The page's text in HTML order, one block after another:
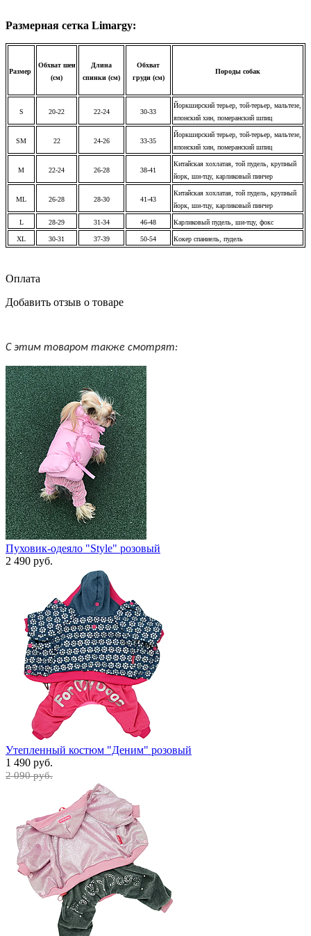
Размерная сетка Limargy:
Размер
Обхват шеи
(см)
Длина
спинки (см)
Обхват
груди (см)
Породы собак
S 20-22 22-24 30-33
Йоркширский терьер, той-терьер, мальтезе,
японский хин, померанский шпиц
SM 22 24-26 33-35
Йоркширский терьер, той-терьер, мальтезе,
японский хин, померанский шпиц
M 22-24 26-28 38-41
Китайская хохлатая, той пудель, крупный
йорк, ши-тцу, карликовый пинчер
ML 26-28 28-30 41-43
Китайская хохлатая, той пудель, крупный
йорк, ши-тцу, карликовый пинчер
L 28-29 31-34 46-48 Карликовый пудель, ши-тцу, фокс
XL 30-31 37-39 50-54 Кокер спаниель, пудель
Оплата
Добавить отзыв о товаре
С этим товаром также смотрят:
Пуховик-одеяло "Style" розовый
2 490 руб.
Утепленный костюм "Деним" розовый
1 490 руб.
2 090 руб.